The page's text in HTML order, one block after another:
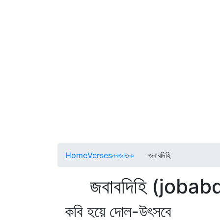
HomeVersesনবজাতক জবাবদিহি
জবাবদিহি
কবি হয়ে দোল-উৎসবে